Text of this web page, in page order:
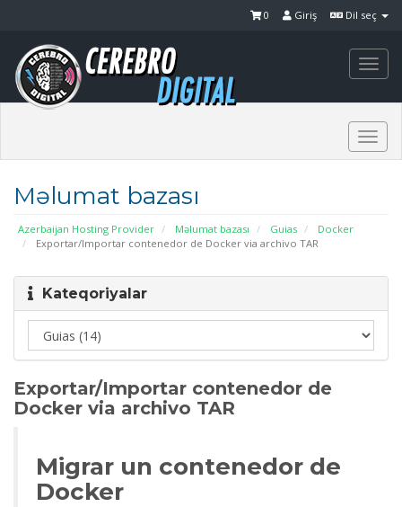
Dil seç
Giriş
0
Məlumat bazası
Azerbaijan Hosting Provider Məlumat bazası Guias
Docker
Exportar/Importar contenedor de Docker via archivo TAR
Kateqoriyalar
Exportar/Importar contenedor de
Docker via archivo TAR
Migrar un contenedor de
Docker